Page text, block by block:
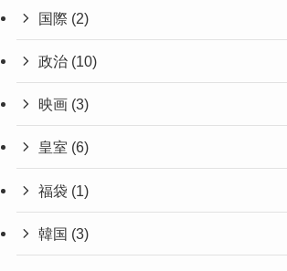
国際 (2)
政治 (10)
映画 (3)
皇室 (6)
福袋 (1)
韓国 (3)